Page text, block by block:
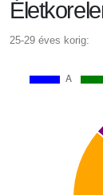
25-29 éves korig: